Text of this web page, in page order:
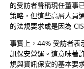
的受訪者聲稱現任董事
策略，但這些高層人員
的法規要求或是因為
事實上，44% 受訪者表
訊保安營運。這意味著
規與資訊保安的基本要